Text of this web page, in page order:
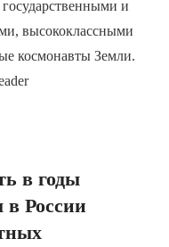
и
высококлассными
космонавты Земли.
в годы
России